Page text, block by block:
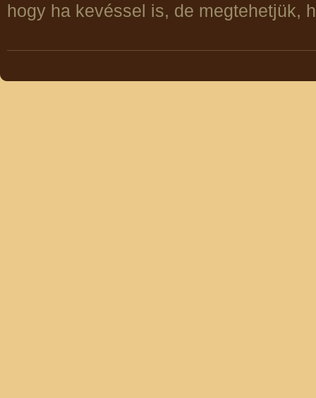
hogy ha kevéssel is, de megtehetjük,